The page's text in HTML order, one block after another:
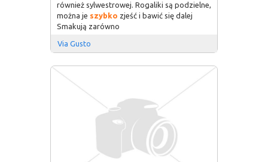
również sylwestrowej. Rogaliki są podzielne,
można je szybko zjeść i bawić się dalej
Smakują zarówno
Via Gusto